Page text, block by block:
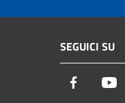
SEGUICI SU
Facebook